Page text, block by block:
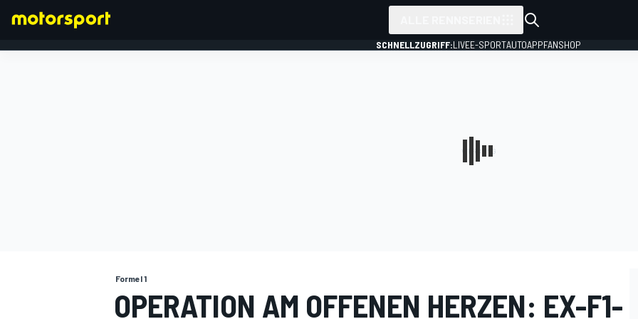
SCHNELLZUGRIFF:LIVEE-SPORTAUTOAPPFANSHOP
Formel 1
OPERATION AM OFFENEN HERZEN: EX-F1-